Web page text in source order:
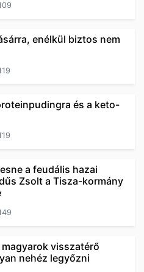
enélkül biztos nem
és a keto-
a feudális hazai
Zsolt a Tisza-kormány
visszatérő
nehéz legyőzni